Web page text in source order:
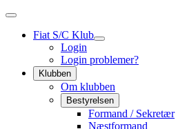
Fiat S/C Klub
Login
Login problemer?
Klubben
Om klubben
Bestyrelsen
Formand / Sekretær
Næstformand